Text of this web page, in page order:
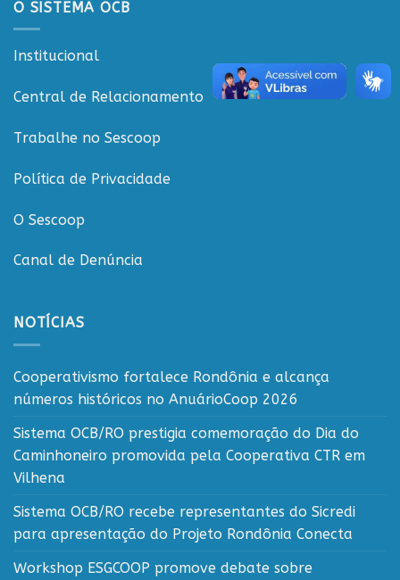
O SISTEMA OCB
Institucional
Central de Relacionamento
Trabalhe no Sescoop
Política de Privacidade
O Sescoop
Canal de Denúncia
NOTÍCIAS
Cooperativismo fortalece Rondônia e alcança
números históricos no AnuárioCoop 2026
Sistema OCB/RO prestigia comemoração do Dia do
Caminhoneiro promovida pela Cooperativa CTR em
Vilhena
Sistema OCB/RO recebe representantes do Sicredi
para apresentação do Projeto Rondônia Conecta
Workshop ESGCOOP promove debate sobre